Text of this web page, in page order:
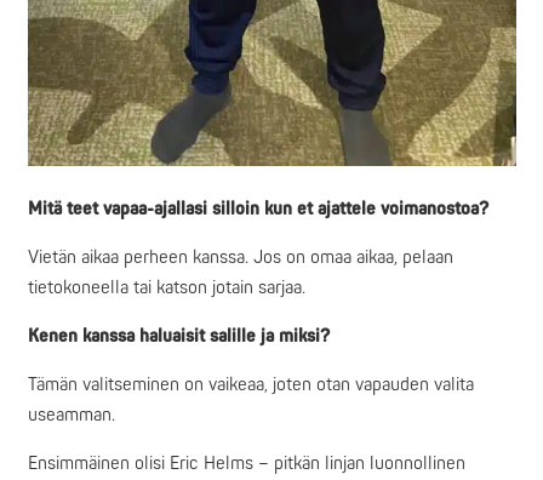
Mitä teet vapaa-ajallasi silloin kun et ajattele voimanostoa?
Vietän aikaa perheen kanssa. Jos on omaa aikaa, pelaan
tietokoneella tai katson jotain sarjaa.
Kenen kanssa haluaisit salille ja miksi?
Tämän valitseminen on vaikeaa, joten otan vapauden valita
useamman.
Ensimmäinen olisi Eric Helms – pitkän linjan luonnollinen